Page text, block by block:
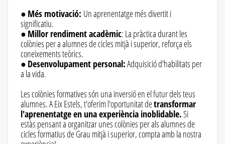
● Més motivació: Un aprenentatge més divertit i
significatiu.
● Millor rendiment acadèmic: La pràctica durant les
colònies per a alumnes de cicles mitjà i superior, reforça els
coneixements teòrics.
● Desenvolupament personal:Adquisició d'habilitats per
a la vida.
Les colònies formatives són una inversió en el futur dels teus
alumnes. A Eix Estels, t'oferim l'oportunitat detransformar
l'aprenentatge en una experiència inoblidable. Si
estàs pensant a organitzar unes colònies per als alumnes de
cicles formatius de Grau mitjà i superior, compta amb la nostra